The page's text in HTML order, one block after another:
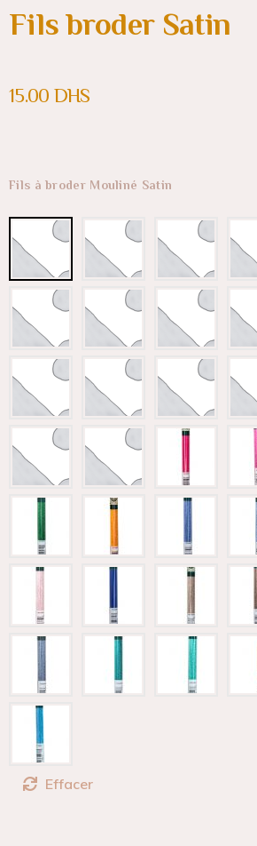
Fils broder Satin
15.00 DHS
Fils à broder Mouliné Satin
Effacer